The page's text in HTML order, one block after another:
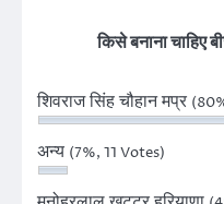
किसे बनाना चाहिए
शिवराज सिंह चौहान मप्र
अन्य (7%, 11 Votes)